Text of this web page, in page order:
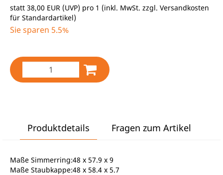
statt 38,00 EUR (UVP) pro 1 (inkl. MwSt. zzgl. Versandkosten
für Standardartikel)
Sie sparen 5.5%
Produktdetails Fragen zum Artikel
Maße Simmerring:48 x 57.9 x 9
Maße Staubkappe:48 x 58.4 x 5.7